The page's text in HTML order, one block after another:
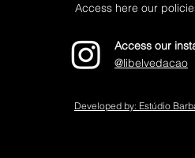
Access here our
Access our
@libelvedacao
Developed by: Estúdio